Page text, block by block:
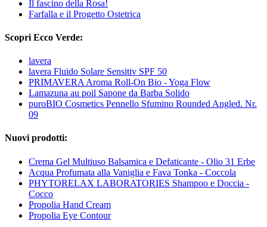
Il fascino della Rosa!
Farfalla e il Progetto Ostetrica
Scopri Ecco Verde:
lavera
lavera Fluido Solare Sensitiv SPF 50
PRIMAVERA Aroma Roll-On Bio - Yoga Flow
Lamazuna au poil Sapone da Barba Solido
puroBIO Cosmetics Pennello Sfumino Rounded Angled. Nr.
09
Nuovi prodotti:
Crema Gel Multiuso Balsamica e Defaticante - Olio 31 Erbe
Acqua Profumata alla Vaniglia e Fava Tonka - Coccola
PHYTORELAX LABORATORIES Shampoo e Doccia -
Cocco
Propolia Hand Cream
Propolia Eye Contour